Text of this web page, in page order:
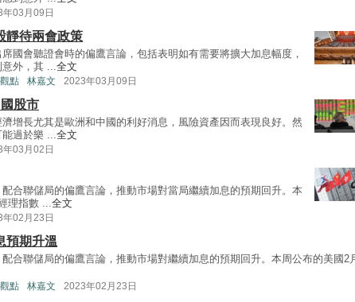
年03月09日
靜待兩會政策
國會聽證會時的偏鷹言論，包括表明如有需要將擴大加息幅度，
意外，其 ...全文
點 林嘉文 2023年03月09日
股市
增長尤其是歐洲和中國的利好消息，風險資產因而表現良好。然
過於樂 ...全文
年03月02日
合聯儲局的偏鷹言論，推動市場對當局繼續加息的預期回升。本
理指數 ...全文
年02月23日
預期升溫
合聯儲局的偏鷹言論，推動市場對繼續加息的預期回升。本周公布的美國2
點 林嘉文 2023年02月23日